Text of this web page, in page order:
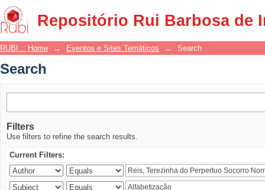
Repositório Rui Barbosa de
Search
RUBI :: Home → Eventos e Sites Temáticos → Search
Search
Filters
Use filters to refine the search results.
Current Filters: